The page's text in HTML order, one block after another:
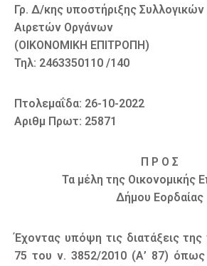
Γρ. Δ/κης υποστήριξης Συλλογικών
Αιρετών Οργάνων
(ΟΙΚΟΝΟΜΙΚΗ ΕΠΙΤΡΟΠΗ)
Τηλ: 2463350110 /140
Πτολεμαΐδα: 26-10-2022
Αριθμ Πρωτ: 25871
Π Ρ Ο Σ
Τα μέλη της Οικονομικής
Δήμου Εορδαίας
Έχοντας υπόψη τις διατάξεις
75 του ν. 3852/2010 (Α’ 87) όπως